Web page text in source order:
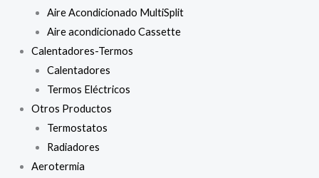
Aire Acondicionado MultiSplit
Aire acondicionado Cassette
Calentadores-Termos
Calentadores
Termos Eléctricos
Otros Productos
Termostatos
Radiadores
Aerotermia